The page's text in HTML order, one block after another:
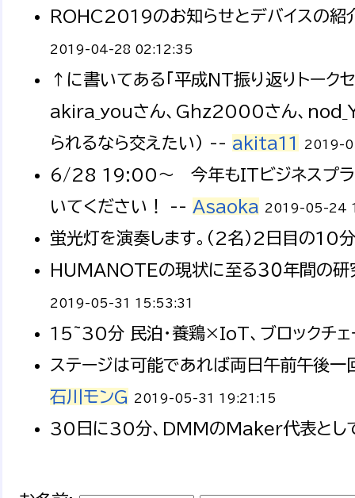
ROHC2019のお知らせとデバイスの紹
2019-04-28 02:12:35
↑に書いてある「平成NT振り返りトー
akira_youさん、Ghz2000さん、
られるなら交えたい） -- akita11 2019-
6/28 19:00～ 今年もITビジネスプラザ
いてください！ -- Asaoka 2019-05-24
蛍光灯を演奏します。（2名）2日目の
HUMANOTEの現状に至る３０年間の
2019-05-31 15:53:31
15~30分 民泊・養鶏×IoT、ブロックチ
ステージは可能であれば両日午前午後
石川モンG
2019-05-31 19:21:15
30日に30分、DMMのMaker代表とし